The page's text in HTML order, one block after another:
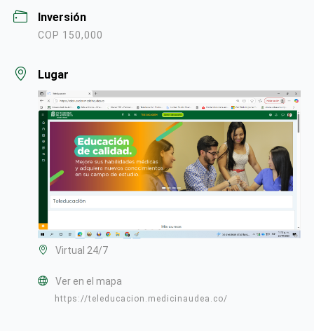
Inversión
COP 150,000
Lugar
Virtual 24/7
Ver en el mapa
https://teleducacion.medicinaudea.co/